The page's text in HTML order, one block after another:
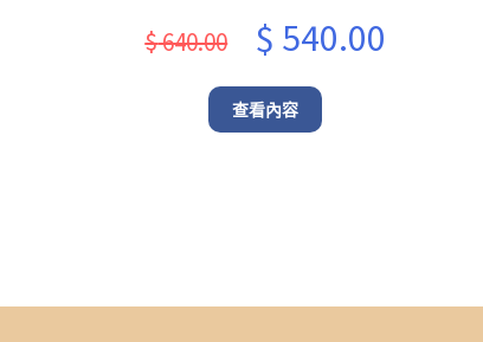
$640.00
Original
price
was:
$ 640.00.
$ 540.00
查看內容